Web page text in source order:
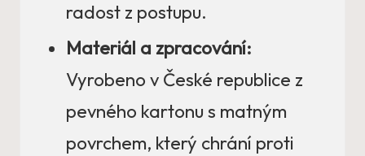
radost z postupu.
Materiál a zpracování:
Vyrobeno v České republice z
pevného kartonu s matným
povrchem, který chrání proti